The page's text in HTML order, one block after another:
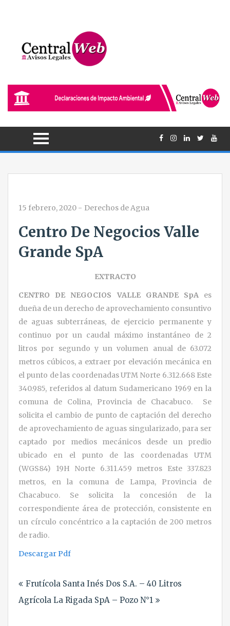
15 febrero, 2020 - Derechos de Agua
Centro De Negocios Valle
Grande SpA
EXTRACTO
CENTRO DE NEGOCIOS VALLE GRANDE SpAes
dueña de un derecho de aprovechamiento consuntivo
de aguas subterráneas, de ejercicio permanente y
continuo por un caudal máximo instantáneo de 2
litros por segundo y un volumen anual de 63.072
metros cúbicos, a extraer por elevación mecánica en
el punto de las coordenadas UTM Norte 6.312.668 Este
340.985, referidos al datum Sudamericano 1969 en la
comuna de Colina, Provincia de Chacabuco. Se
solicita el cambio de punto de captación del derecho
de aprovechamiento de aguas singularizado, para ser
captado por medios mecánicos desde un predio
ubicado en el punto de las coordenadas UTM
(WGS84) 19H Norte 6.311.459 metros Este 337.823
metros, en la comuna de Lampa, Provincia de
Chacabuco. Se solicita la concesión de la
correspondiente área de protección, consistente en
un círculo concéntrico a la captación de 200 metros
de radio.
Descargar Pdf
de
entradas
Frutícola Santa Inés Dos S.A. – 40 Litros
Agrícola La Rigada SpA – Pozo N°1